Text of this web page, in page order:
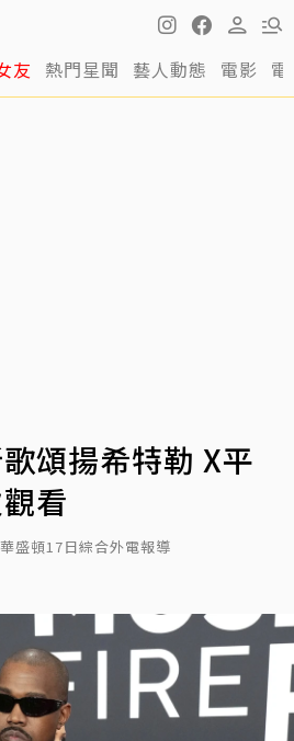
友 熱門星聞 藝人動態 電影
頌揚希特勒 X平
看
盛頓17日綜合外電報導